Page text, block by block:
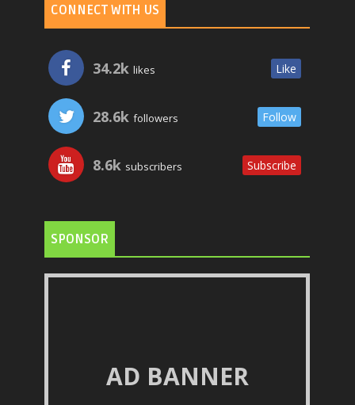
CONNECT WITH US
34.2k likes Like
28.6k followers Follow
8.6k subscribers Subscribe
SPONSOR
AD BANNER